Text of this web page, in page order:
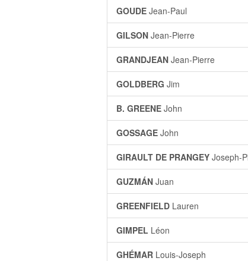
GOUDE Jean-Paul
GILSON Jean-Pierre
GRANDJEAN Jean-Pierre
GOLDBERG Jim
B. GREENE John
GOSSAGE John
GIRAULT DE PRANGEY Joseph-
GUZMÁN Juan
GREENFIELD Lauren
GIMPEL Léon
GHÉMAR Louis-Joseph